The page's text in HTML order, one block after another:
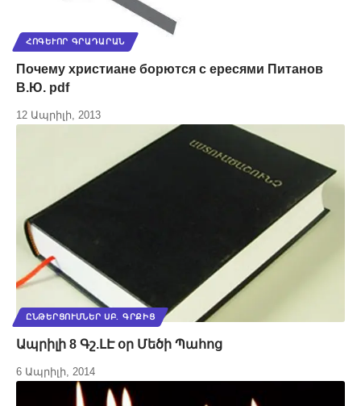
ՀՈԳԵՒՈՐ ԳՐԱԴԱՐԱՆ
Почему христиане борются с ересями Питанов
В.Ю. pdf
12 Ապրիլի, 2013
ԸՆԹԵՐՑՈՒՄՆԵՐ ՍԲ. ԳՐՔԻՑ
Ապրիլի 8 Գշ.ԼԷ օր Մեծի Պահոց
6 Ապրիլի, 2014